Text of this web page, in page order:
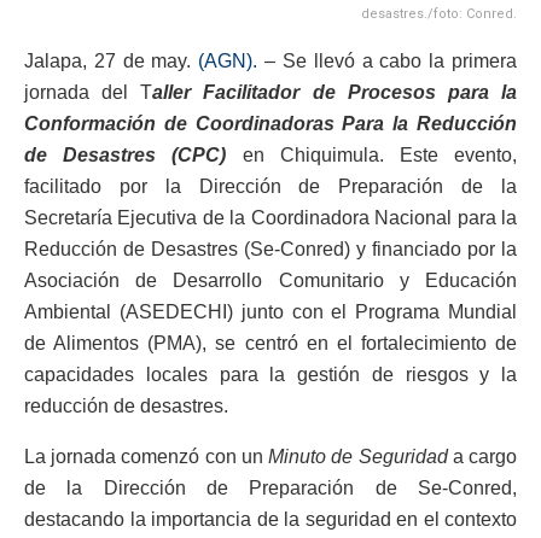
desastres./foto: Conred.
Jalapa, 27 de may. (AGN). – Se llevó a cabo la primera
jornada del Taller Facilitador de Procesos para la
Conformación de Coordinadoras Para la Reducción
de Desastres (CPC) en Chiquimula. Este evento,
facilitado por la Dirección de Preparación de la
Secretaría Ejecutiva de la Coordinadora Nacional para la
Reducción de Desastres (Se-Conred) y financiado por la
Asociación de Desarrollo Comunitario y Educación
Ambiental (ASEDECHI) junto con el Programa Mundial
de Alimentos (PMA), se centró en el fortalecimiento de
capacidades locales para la gestión de riesgos y la
reducción de desastres.
La jornada comenzó con unMinuto de Seguridada cargo
de la Dirección de Preparación de Se-Conred,
destacando la importancia de la seguridad en el contexto